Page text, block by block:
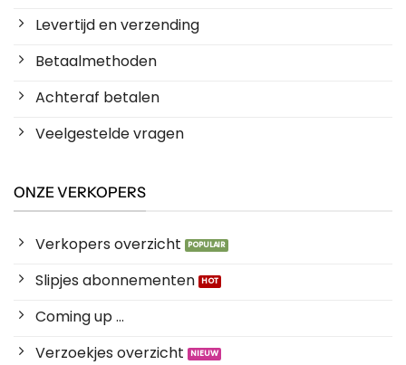
Levertijd en verzending
Betaalmethoden
Achteraf betalen
Veelgestelde vragen
ONZE VERKOPERS
Verkopers overzicht
Slipjes abonnementen
Coming up ...
Verzoekjes overzicht